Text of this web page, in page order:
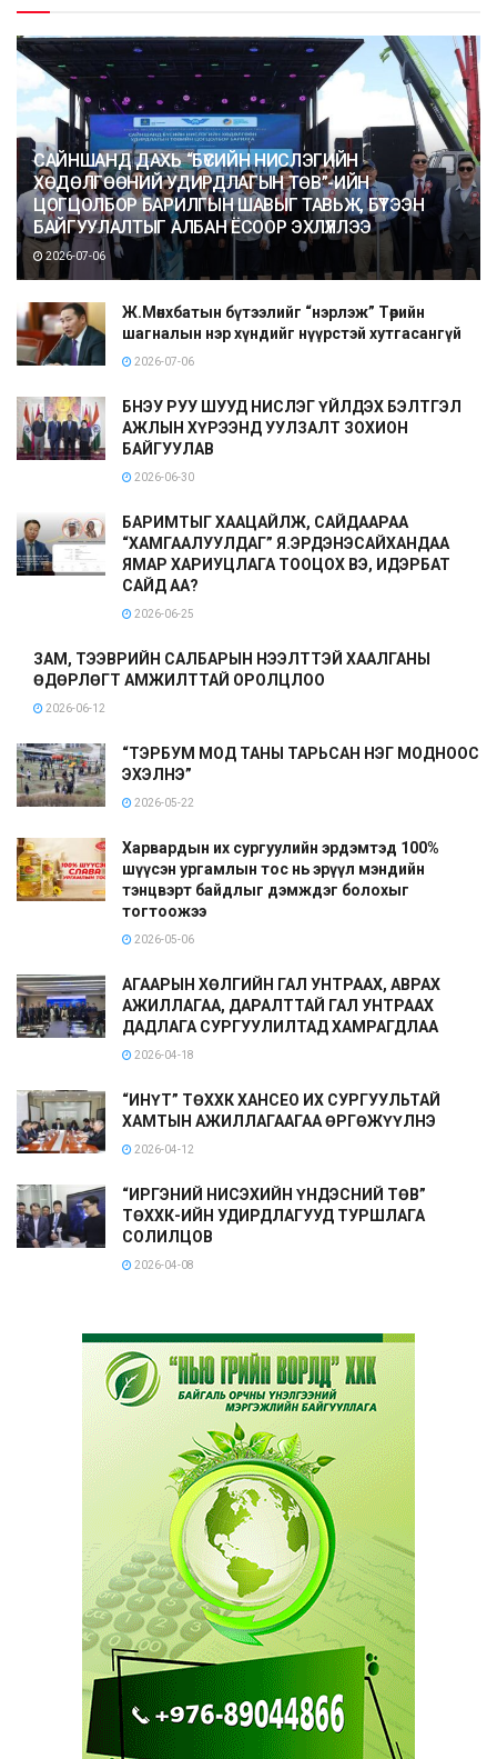
САЙНШАНД ДАХЬ “БҮСИЙН НИСЛЭГИЙН
ХӨДӨЛГӨӨНИЙ УДИРДЛАГЫН ТӨВ”-ИЙН
ЦОГЦОЛБОР БАРИЛГЫН ШАВЫГ ТАВЬЖ, БҮТЭЭН
БАЙГУУЛАЛТЫГ АЛБАН ЁСООР ЭХЛҮҮЛЛЭЭ
2026-07-06
Ж.Мөнхбатын бүтээлийг “нэрлэж” Төрийн
шагналын нэр хүндийг нүүрстэй хутгасангүй
2026-07-06
БНЭУ РУУ ШУУД НИСЛЭГ ҮЙЛДЭХ БЭЛТГЭЛ
АЖЛЫН ХҮРЭЭНД УУЛЗАЛТ ЗОХИОН
БАЙГУУЛАВ
2026-06-30
БАРИМТЫГ ХААЦАЙЛЖ, САЙДААРАА
“ХАМГААЛУУЛДАГ” Я.ЭРДЭНЭСАЙХАНДАА
ЯМАР ХАРИУЦЛАГА ТООЦОХ ВЭ, ИДЭРБАТ
САЙД АА?
2026-06-25
ЗАМ, ТЭЭВРИЙН САЛБАРЫН НЭЭЛТТЭЙ ХААЛГАНЫ
ӨДӨРЛӨГТ АМЖИЛТТАЙ ОРОЛЦЛОО
2026-06-12
“ТЭРБУМ МОД ТАНЫ ТАРЬСАН НЭГ МОДНООС
ЭХЭЛНЭ”
2026-05-22
Харвардын их сургуулийн эрдэмтэд 100%
шүүсэн ургамлын тос нь эрүүл мэндийн
тэнцвэрт байдлыг дэмждэг болохыг
тогтоожээ
2026-05-06
АГААРЫН ХӨЛГИЙН ГАЛ УНТРААХ, АВРАХ
АЖИЛЛАГАА, ДАРАЛТТАЙ ГАЛ УНТРААХ
ДАДЛАГА СУРГУУЛИЛТАД ХАМРАГДЛАА
2026-04-18
“ИНҮТ” ТӨХХК ХАНСЕО ИХ СУРГУУЛЬТАЙ
ХАМТЫН АЖИЛЛАГААГАА ӨРГӨЖҮҮЛНЭ
2026-04-12
“ИРГЭНИЙ НИСЭХИЙН ҮНДЭСНИЙ ТӨВ”
ТӨХХК-ИЙН УДИРДЛАГУУД ТУРШЛАГА
СОЛИЛЦОВ
2026-04-08